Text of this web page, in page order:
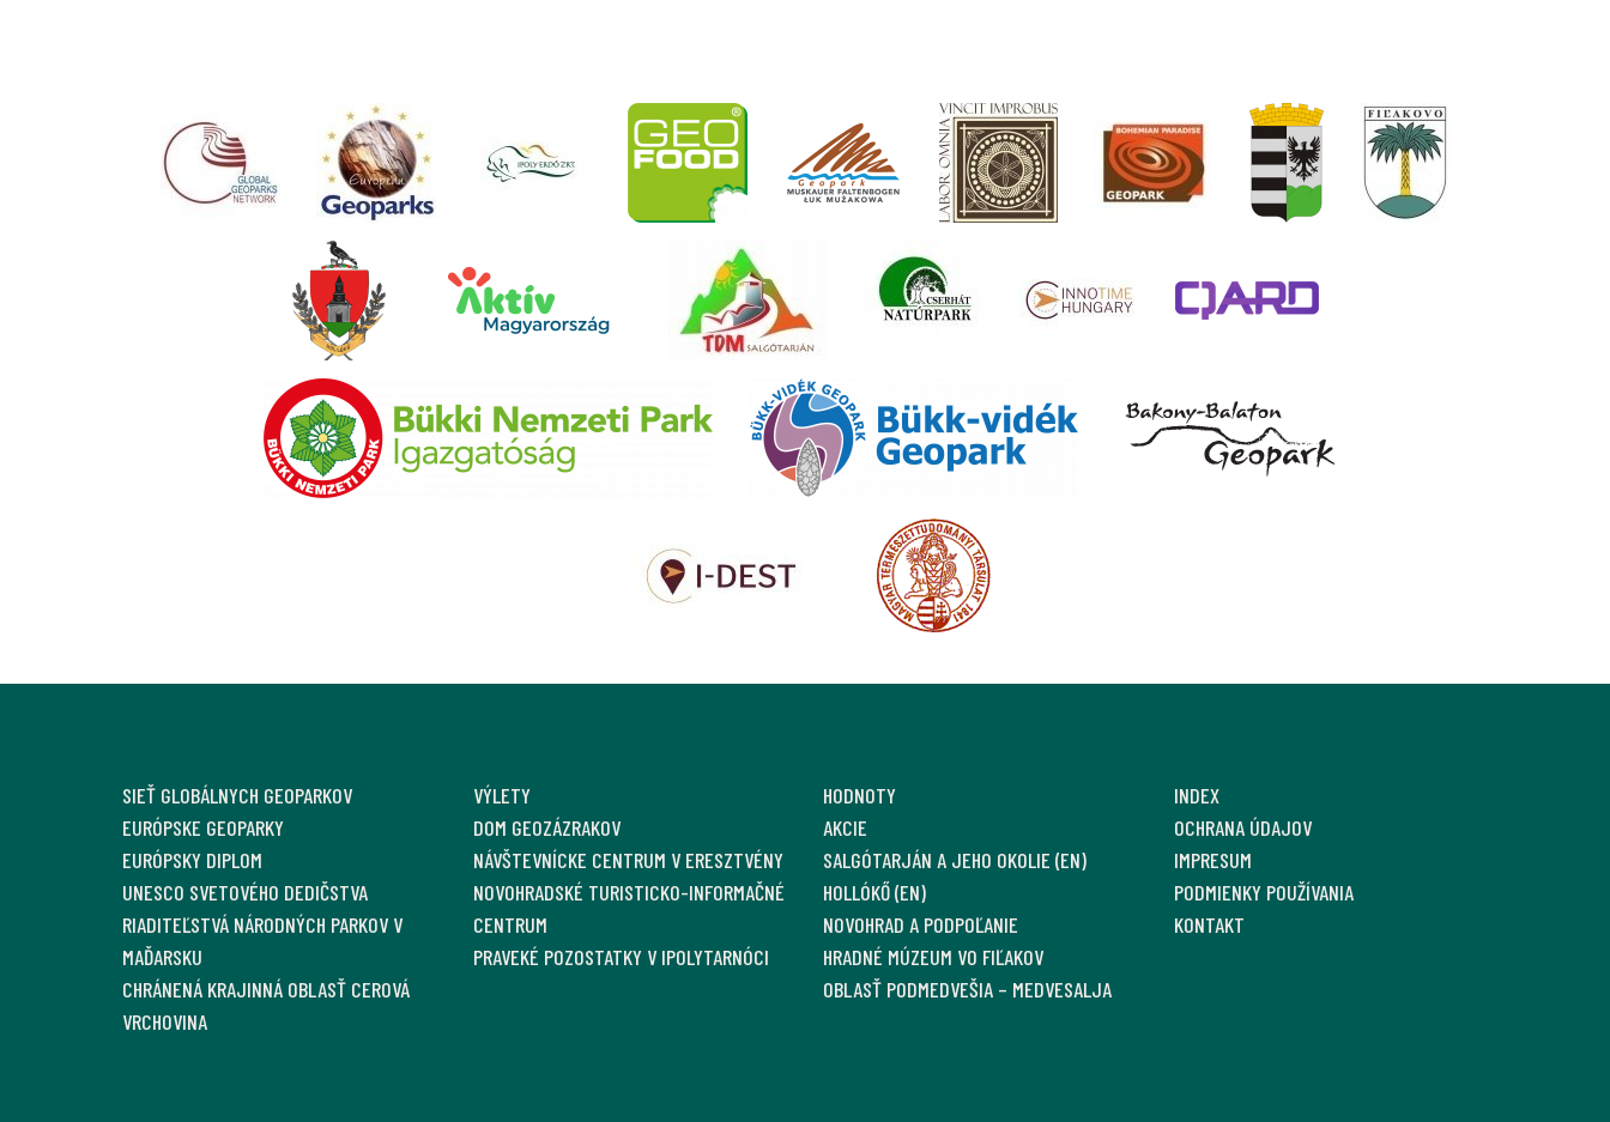
SIEŤ GLOBÁLNYCH GEOPARKOV
EURÓPSKE GEOPARKY
EURÓPSKY DIPLOM
UNESCO SVETOVÉHO DEDIČSTVA
RIADITEĽSTVÁ NÁRODNÝCH PARKOV V
MAĎARSKU
CHRÁNENÁ KRAJINNÁ OBLASŤ CEROVÁ
VRCHOVINA
VÝLETY
DOM GEOZÁZRAKOV
NÁVŠTEVNÍCKE CENTRUM V ERESZTVÉNY
NOVOHRADSKÉ TURISTICKO-INFORMAČNÉ
CENTRUM
PRAVEKÉ POZOSTATKY V IPOLYTARNÓCI
HODNOTY
AKCIE
SALGÓTARJÁN A JEHO OKOLIE (EN)
HOLLÓKŐ (EN)
NOVOHRAD A PODPOĽANIE
HRADNÉ MÚZEUM VO FIĽAKOV
OBLASŤ PODMEDVEŠIA – MEDVESALJA
INDEX
OCHRANA ÚDAJOV
IMPRESUM
PODMIENKY POUŽÍVANIA
KONTAKT